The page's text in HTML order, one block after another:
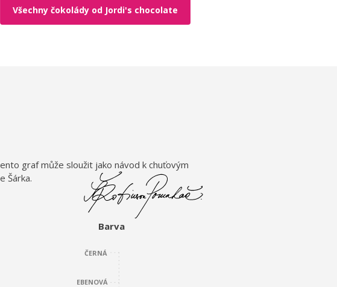
Všechny čokolády od Jordi's chocolate
graf může sloužit jako návod k chuťovým
Šárka.
Barva
ČERNÁ
EBENOVÁ